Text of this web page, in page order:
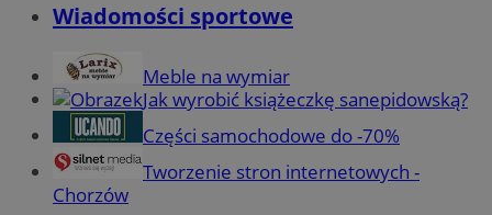
Wiadomości sportowe
Meble na wymiar
Jak wyrobić książeczkę sanepidowską?
Części samochodowe do -70%
Tworzenie stron internetowych -
Chorzów